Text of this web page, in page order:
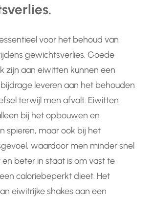
voor het behoud van
gewichtsverlies. Goede
zijn aan eiwitten kunnen een
leveren aan het behouden
terwijl men afvalt. Eiwitten
bij het opbouwen en
spieren, maar ook bij het
waardoor men minder snel
beter in staat is om vast te
caloriebeperkt dieet. Het
eiwitrijke shakes aan een